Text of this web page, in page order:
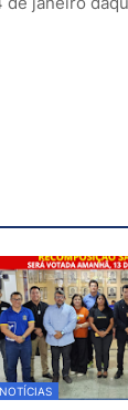
NOTÍCIAS